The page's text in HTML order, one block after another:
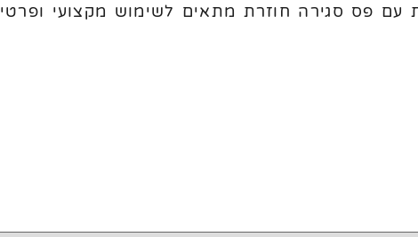
פס סגירה חוזרת מתאים לשימוש מקצועי ופרטי